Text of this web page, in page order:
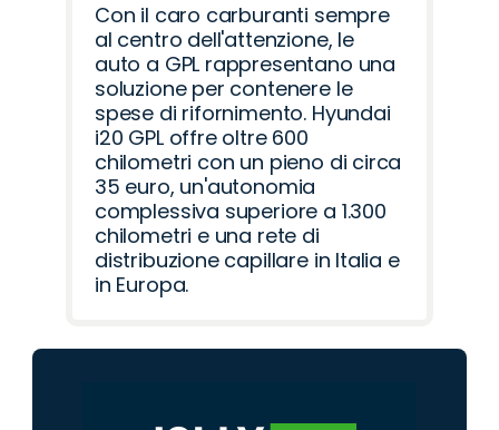
Con il caro carburanti sempre
al centro dell'attenzione, le
auto a GPL rappresentano una
soluzione per contenere le
spese di rifornimento. Hyundai
i20 GPL offre oltre 600
chilometri con un pieno di circa
35 euro, un'autonomia
complessiva superiore a 1.300
chilometri e una rete di
distribuzione capillare in Italia e
in Europa.